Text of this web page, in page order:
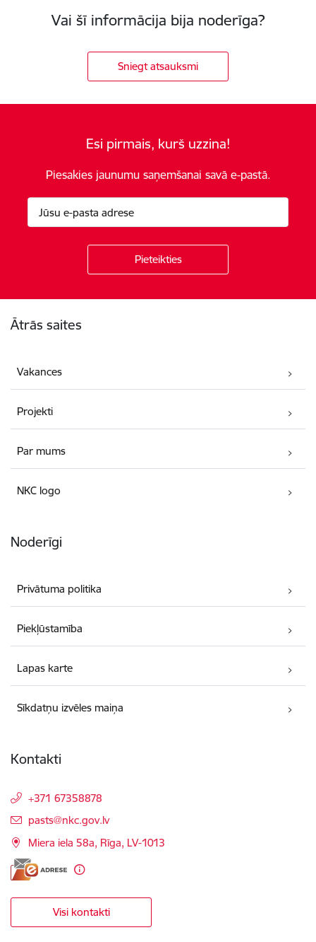
Vai šī informācija bija noderīga?
Sniegt atsauksmi
Esi pirmais, kurš uzzina!
Piesakies jaunumu saņemšanai savā e-pastā.
Ātrās saites
Vakances
Projekti
Par mums
NKC logo
Noderīgi
Privātuma politika
Piekļūstamība
Lapas karte
Sīkdatņu izvēles maiņa
Kontakti
+371 67358878
E-pasts:
pasts@nkc.gov.lv
Miera iela 58a, Rīga, LV-1013
Visi kontakti